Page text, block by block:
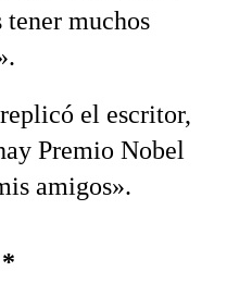
tener muchos
el escritor,
Premio Nobel
amigos».
*